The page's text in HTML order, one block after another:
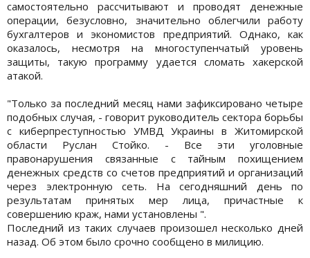
самостоятельно рассчитывают и проводят денежные
операции, безусловно, значительно облегчили работу
бухгалтеров и экономистов предприятий. Однако, как
оказалось, несмотря на многоступенчатый уровень
защиты, такую программу удается сломать хакерской
атакой.
"Только за последний месяц нами зафиксировано четыре
подобных случая, - говорит руководитель сектора борьбы
с киберпреступностью УМВД Украины в Житомирской
области Руслан Стойко. - Все эти уголовные
правонарушения связанные с тайным похищением
денежных средств со счетов предприятий и организаций
через электронную сеть. На сегодняшний день по
результатам принятых мер лица, причастные к
совершению краж, нами установлены ".
Последний из таких случаев произошел несколько дней
назад. Об этом было срочно сообщено в милицию.